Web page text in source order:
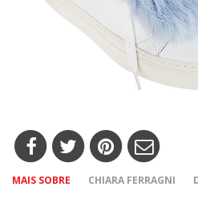
MAIS SOBRE CHIARA FERRAGNI